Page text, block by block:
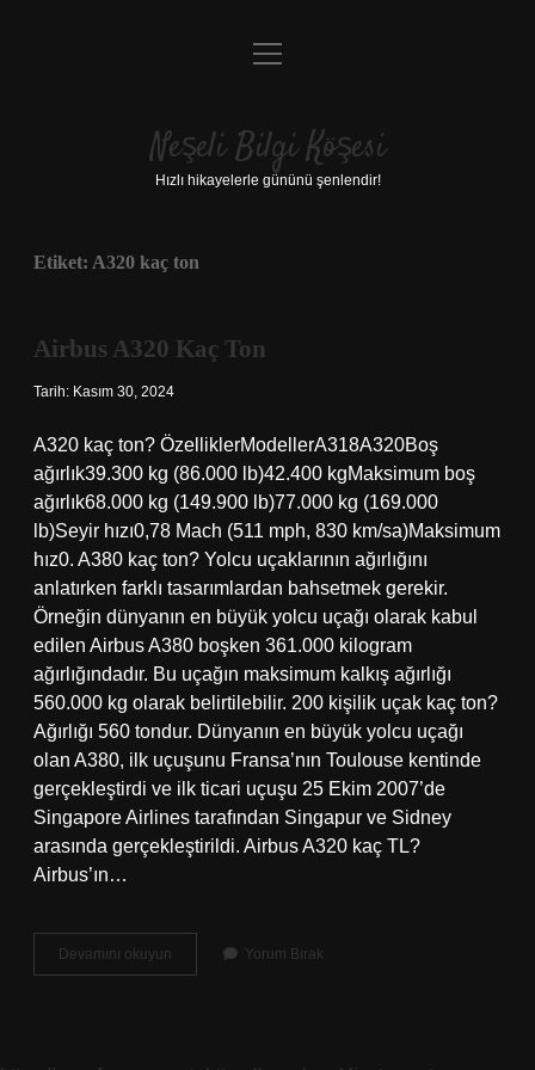
Anasayfa
Yasal Uyarı
menüyü
Neşeli Bilgi Köşesi
Hızlı hikayelerle gününü şenlendir!
Etiket: A320 kaç ton
Airbus A320 Kaç Ton
Tarih: Kasım 30, 2024
A320 kaç ton? ÖzelliklerModellerA318A320Boş
ağırlık39.300 kg (86.000 lb)42.400 kgMaksimum boş
ağırlık68.000 kg (149.900 lb)77.000 kg (169.000
lb)Seyir hızı0,78 Mach (511 mph, 830 km/sa)Maksimum
hız0. A380 kaç ton? Yolcu uçaklarının ağırlığını
anlatırken farklı tasarımlardan bahsetmek gerekir.
Örneğin dünyanın en büyük yolcu uçağı olarak kabul
edilen Airbus A380 boşken 361.000 kilogram
ağırlığındadır. Bu uçağın maksimum kalkış ağırlığı
560.000 kg olarak belirtilebilir. 200 kişilik uçak kaç ton?
Ağırlığı 560 tondur. Dünyanın en büyük yolcu uçağı
olan A380, ilk uçuşunu Fransa’nın Toulouse kentinde
gerçekleştirdi ve ilk ticari uçuşu 25 Ekim 2007’de
Singapore Airlines tarafından Singapur ve Sidney
arasında gerçekleştirildi. Airbus A320 kaç TL?
Airbus’ın…
Devamını okuyun
A320
Yorum Bırak